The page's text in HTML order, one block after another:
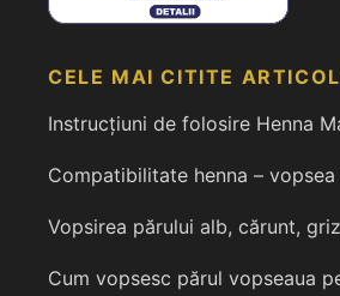
CELE MAI CITITE
Instrucțiuni de folosire Henna
Compatibilitate henna –
Vopsirea părului alb, cărunt,
Cum vopsesc părul vopseaua